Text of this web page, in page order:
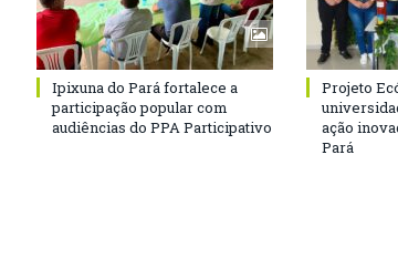
Ipixuna do Pará fortalece a
participação popular com
audiências do PPA Participativo
Projeto
ação
Pará